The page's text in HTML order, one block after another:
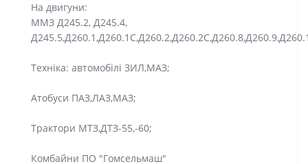
На двигуни:
ММЗ Д245.2, Д245.4,
Техніка: автомобілі ЗИЛ,МАЗ;
Атобуси ПАЗ,ЛАЗ,МАЗ;
Трактори МТЗ,ДТЗ-55,-60;
Комбайни ПО "Гомcельмаш"